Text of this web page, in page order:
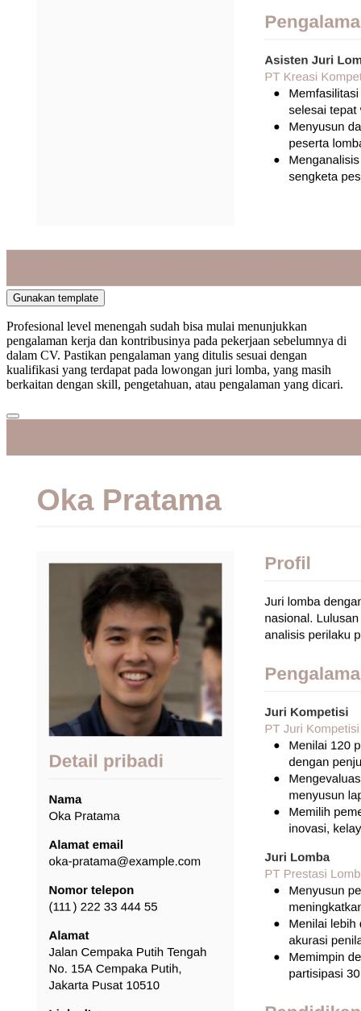
Gunakan template
Profesional level menengah sudah bisa mulai menunjukkan
pengalaman kerja dan kontribusinya pada pekerjaan sebelumnya di
dalam CV. Pastikan pengalaman yang ditulis sesuai dengan
kualifikasi yang terdapat pada lowongan juri lomba, yang masih
berkaitan dengan skill, pengetahuan, atau pengalaman yang dicari.